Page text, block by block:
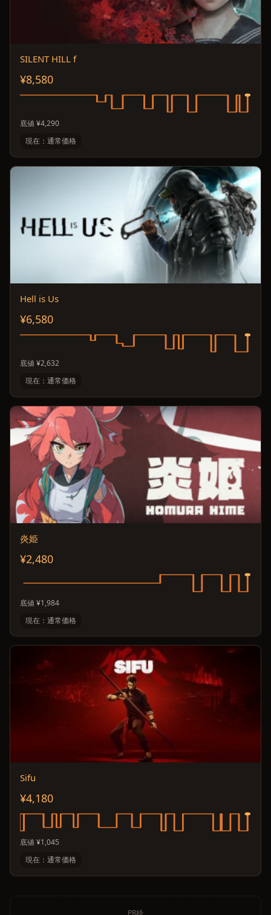
SILENT HILL f
¥8,580
底値 ¥4,290
現在：通常価格
Hell is Us
¥6,580
底値 ¥2,632
現在：通常価格
炎姫
¥2,480
底値 ¥1,984
現在：通常価格
Sifu
¥4,180
底値 ¥1,045
現在：通常価格
PR枠